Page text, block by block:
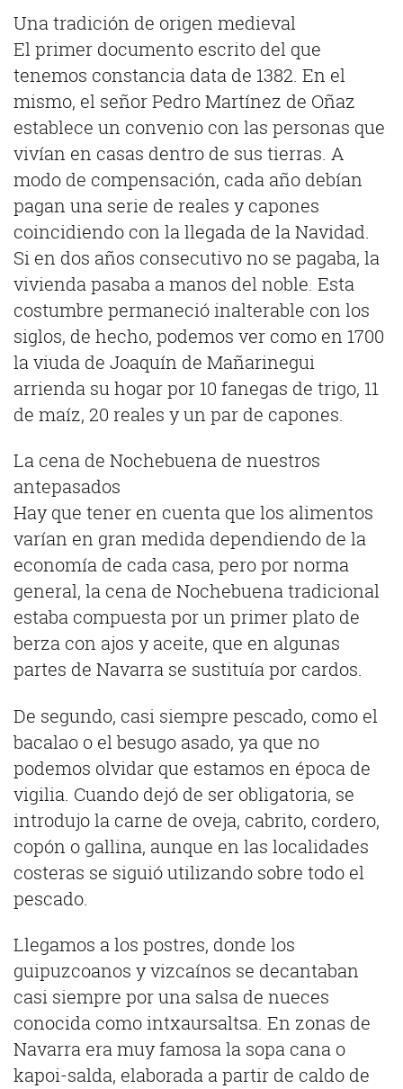
Una tradición de origen medieval
El primer documento escrito del que
tenemos constancia data de 1382. En el
mismo, el señor Pedro Martínez de Oñaz
establece un convenio con las personas que
vivían en casas dentro de sus tierras. A
modo de compensación, cada año debían
pagan una serie de reales y capones
coincidiendo con la llegada de la Navidad.
Si en dos años consecutivo no se pagaba, la
vivienda pasaba a manos del noble. Esta
costumbre permaneció inalterable con los
siglos, de hecho, podemos ver como en 1700
la viuda de Joaquín de Mañarinegui
arrienda su hogar por 10 fanegas de trigo, 11
de maíz, 20 reales y un par de capones.
La cena de Nochebuena de nuestros
antepasados
Hay que tener en cuenta que los alimentos
varían en gran medida dependiendo de la
economía de cada casa, pero por norma
general, la cena de Nochebuena tradicional
estaba compuesta por un primer plato de
berza con ajos y aceite, que en algunas
partes de Navarra se sustituía por cardos.
De segundo, casi siempre pescado, como el
bacalao o el besugo asado, ya que no
podemos olvidar que estamos en época de
vigilia. Cuando dejó de ser obligatoria, se
introdujo la carne de oveja, cabrito, cordero,
copón o gallina, aunque en las localidades
costeras se siguió utilizando sobre todo el
pescado.
Llegamos a los postres, donde los
guipuzcoanos y vizcaínos se decantaban
casi siempre por una salsa de nueces
conocida como intxaursaltsa. En zonas de
Navarra era muy famosa la sopa cana o
kapoi-salda, elaborada a partir de caldo de